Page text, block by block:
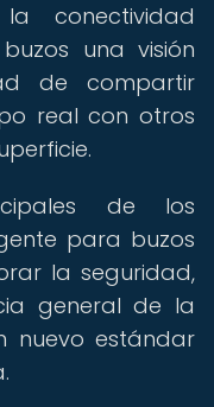
conectividad
una visión
de compartir
real con otros
de los
para buzos
la seguridad,
general de la
nuevo estándar